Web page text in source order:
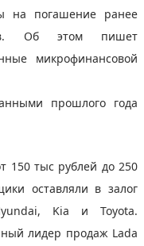
на погашение ранее
Об этом пишет
микрофинансовой
прошлого года
150 тыс рублей до 250
оставляли в залог
Kia и Toyota.
лидер продаж Lada